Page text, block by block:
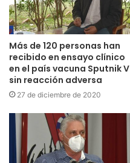
Más de 120 personas han
recibido en ensayo clínico
en el país vacuna Sputnik V
sin reacción adversa
27 de diciembre de 2020